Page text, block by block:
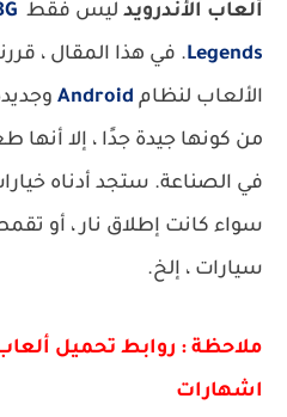
ألعاب الأندرويد ليس فقط
Legends
. في هذا المقال ،
الألعاب لنظام Android
من كونها جيدة جدًا ، إلا أنها
في الصناعة. ستجد أدناه
سواء كانت إطلاق نار ، أو
سيارات ، إلخ.
ملاحظة : روابط تحميل
اشهارات